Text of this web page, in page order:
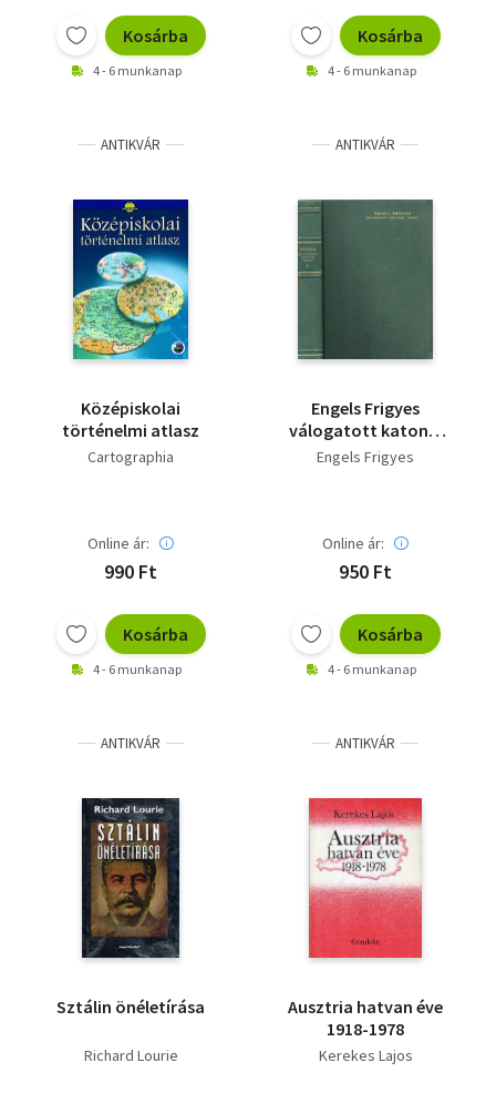
Kosárba
4 - 6 munkanap
Kosárba
4 - 6 munkanap
ANTIKVÁR
Középiskolai
történelmi atlasz
Cartographia
Online ár:
990 Ft
Kosárba
4 - 6 munkanap
ANTIKVÁR
Engels Frigyes
válogatott katonai
írásai I.
Engels Frigyes
Online ár:
950 Ft
Kosárba
4 - 6 munkanap
ANTIKVÁR
Sztálin önéletírása
Richard Lourie
ANTIKVÁR
Ausztria hatvan éve
1918-1978
Kerekes Lajos